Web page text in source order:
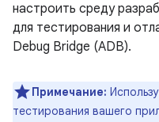
настроить среду
для тестирования и
Debug Bridge (ADB).
Примечание:
тестирования вашего